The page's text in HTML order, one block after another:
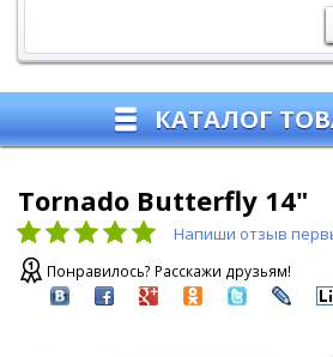
КАТАЛОГ
Tornado Butterfly 14"
Напиши отзыв
Понравилось? Расскажи друзьям!